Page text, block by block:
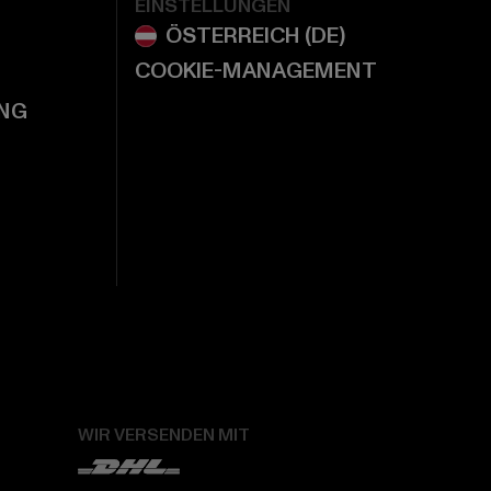
EINSTELLUNGEN
COOKIE-MANAGEMENT
WIR VERSENDEN MIT